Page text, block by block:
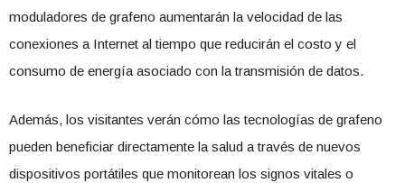
moduladores de grafeno aumentarán la velocidad de las
conexiones a Internet al tiempo que reducirán el costo y el
consumo de energía asociado con la transmisión de datos.
Además, los visitantes verán cómo las tecnologías de grafeno
pueden beneficiar directamente la salud a través de nuevos
dispositivos portátiles que monitorean los signos vitales o